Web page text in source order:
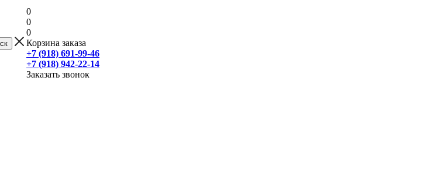
0
0
0
Корзина заказа
+7 (918) 691-99-46
+7 (918) 942-22-14
Заказать звонок